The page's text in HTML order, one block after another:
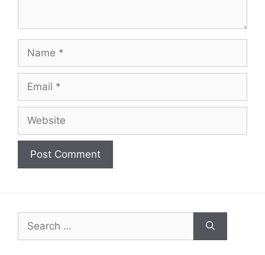
Name
Email
Website
Search
for: